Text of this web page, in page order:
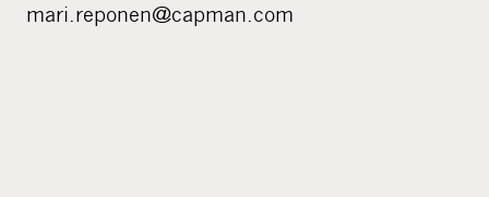
mari.reponen@capman.com